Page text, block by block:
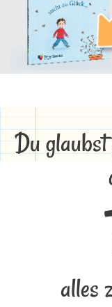
Du
alles